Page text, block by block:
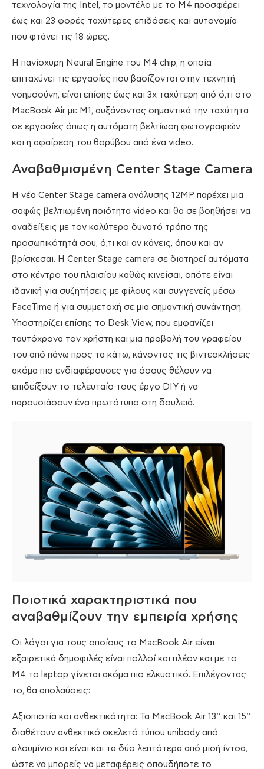
τεχνολογία της Intel, το μοντέλο με το M4 προσφέρει
έως και 23 φορές ταχύτερες επιδόσεις και αυτονομία
που φτάνει τις 18 ώρες.
Η πανίσχυρη Neural Engine του M4 chip, η οποία
επιταχύνει τις εργασίες που βασίζονται στην τεχνητή
νοημοσύνη, είναι επίσης έως και 3x ταχύτερη από ό,τι στο
MacBook Air με M1, αυξάνοντας σημαντικά την ταχύτητα
σε εργασίες όπως η αυτόματη βελτίωση φωτογραφιών
και η αφαίρεση του θορύβου από ένα video.
Αναβαθμισμένη Center Stage Camera
Η νέα Center Stage camera ανάλυσης 12MP παρέχει μια
σαφώς βελτιωμένη ποιότητα video και θα σε βοηθήσει να
αναδείξεις με τον καλύτερο δυνατό τρόπο της
προσωπικότητά σου, ό,τι και αν κάνεις, όπου και αν
βρίσκεσαι. H Center Stage camera σε διατηρεί αυτόματα
στο κέντρο του πλαισίου καθώς κινείσαι, οπότε είναι
ιδανική για συζητήσεις με φίλους και συγγενείς μέσω
FaceTime ή για συμμετοχή σε μια σημαντική συνάντηση.
Υποστηρίζει επίσης το Desk View, που εμφανίζει
ταυτόχρονα τον χρήστη και μια προβολή του γραφείου
του από πάνω προς τα κάτω, κάνοντας τις βιντεοκλήσεις
ακόμα πιο ενδιαφέρουσες για όσους θέλουν να
επιδείξουν το τελευταίο τους έργο DIY ή να
παρουσιάσουν ένα πρωτότυπο στη δουλειά.
Ποιοτικά χαρακτηριστικά που
αναβαθμίζουν την εμπειρία χρήσης
Οι λόγοι για τους οποίους το MacBook Air είναι
εξαιρετικά δημοφιλές είναι πολλοί και πλέον και με το
M4 το laptop γίνεται ακόμα πιο ελκυστικό. Επιλέγοντας
το, θα απολαύσεις:
Αξιοπιστία και ανθεκτικότητα: Τα MacBook Air 13’’ και 15’’
διαθέτουν ανθεκτικό σκελετό τύπου unibody από
αλουμίνιο και είναι και τα δύο λεπτότερα από μισή ίντσα,
ώστε να μπορείς να μεταφέρεις οπουδήποτε το